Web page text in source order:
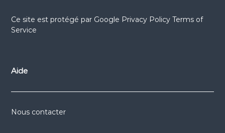
Ce site est protégé par Google Privacy Policy Terms of
Service
Aide
Nous contacter